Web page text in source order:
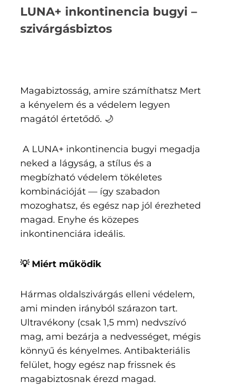
LUNA+ inkontinencia bugyi –
szivárgásbiztos
Magabiztosság, amire számíthatsz Mert
a kényelem és a védelem legyen
magától értetődő. 🌙
A LUNA+ inkontinencia bugyi megadja
neked a lágyság, a stílus és a
megbízható védelem tökéletes
kombinációját — így szabadon
mozoghatsz, és egész nap jól érezheted
magad. Enyhe és közepes
inkontinenciára ideális.
💡 Miért működik
Hármas oldalszivárgás elleni védelem,
ami minden irányból szárazon tart.
Ultravékony (csak 1,5 mm) nedvszívó
mag, ami bezárja a nedvességet, mégis
könnyű és kényelmes. Antibakteriális
felület, hogy egész nap frissnek és
magabiztosnak érezd magad.